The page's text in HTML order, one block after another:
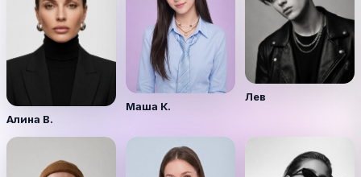
Алина В.
Маша К.
Лев